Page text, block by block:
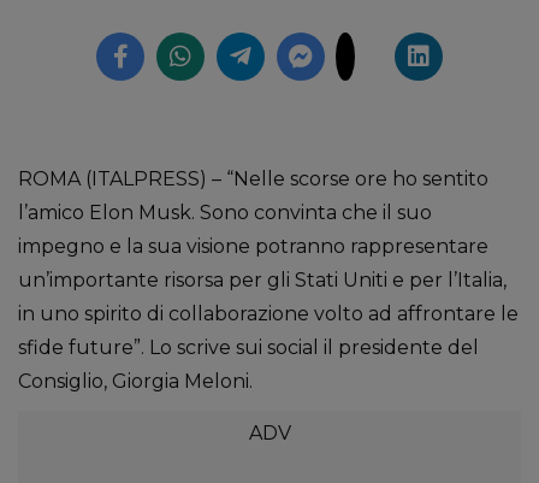
ROMA (ITALPRESS) – “Nelle scorse ore ho sentito
l’amico Elon Musk. Sono convinta che il suo
impegno e la sua visione potranno rappresentare
un’importante risorsa per gli Stati Uniti e per l’Italia,
in uno spirito di collaborazione volto ad affrontare le
sfide future”. Lo scrive sui social il presidente del
Consiglio, Giorgia Meloni.